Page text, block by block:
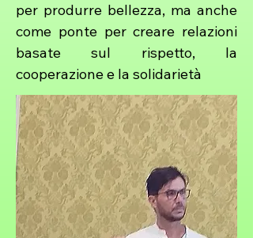
per produrre bellezza, ma anche
come ponte per creare relazioni
basate sul rispetto, la
cooperazione e la solidarietà